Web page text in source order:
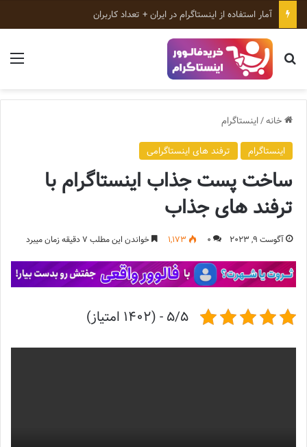
ابزارهای رایگان اینستاگرام؛ معرفی بهترین ابزارهای رشد پیج
جستجو برای
خانه/اینستاگرام
اینستاگرام
ترفند های اینستاگرامی
ساخت پست جذاب اینستاگرام با
ترفند های جذاب
آگوست 9, 2023 0
1,173 خواندن این مطلب 7 دقیقه زمان میبرد
5/5 - (1402 امتیاز)